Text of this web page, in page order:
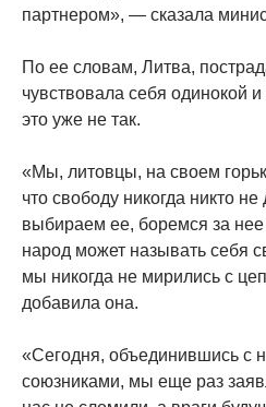
партнером», — сказала
По ее словам, Литва,
чувствовала себя одинокой
это уже не так.
«Мы, литовцы, на своем
что свободу никогда никто
выбираем ее, боремся за
народ может называть себя
мы никогда не мирились с
добавила она.
«Сегодня, объединившись с
союзниками, мы еще раз